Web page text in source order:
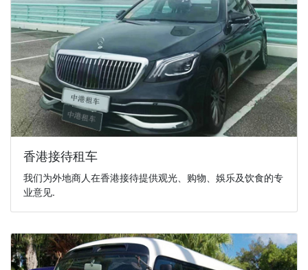
香港接待租车
我们为外地商人在香港接待提供观光、购物、娛乐及饮食的专
业意见.